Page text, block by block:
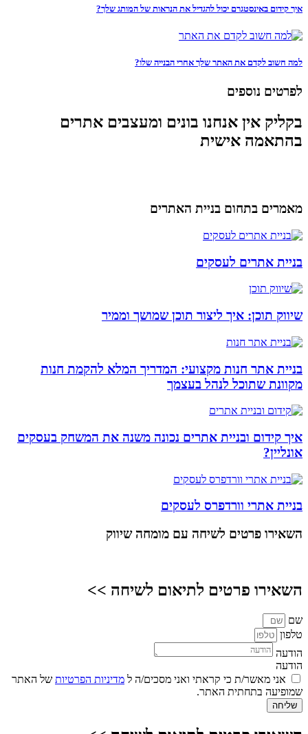
איך קידום באינסטגרם יכול להגדיל את הנראות של המותג שלך?
למה חשוב לקדם את האתר שלך אחרי הבנייה שלו?
לפרטים נוספים
בקליק אין אנחנו בונים ומעצבים אתרים
בהתאמה אישית
מאמרים בתחום בניית האתרים
בניית אתרים לעסקים
שיווק תוכן: איך ליצור תוכן שמושך וממיר
בניית אתר חנות מקצועי: המדריך המלא להקמת חנות
מקוונת שתוכל לנהל בעצמך
איך קידום ובניית אתרים נכונה משנה את המשחק בעסקים
אונליין?
בניית אתרי וורדפרס לעסקים
השאירו פרטים לשיחה עם מומחה שיווק
השאירו פרטים לתיאום לשיחה >>
שם
טלפון
הודעה
הודעה
אני מאשר/ת כי קראתי ואני מסכים/ה ל מדיניות הפרטיות של האתר
שמופיעה בתחתית האתר.
שליחה